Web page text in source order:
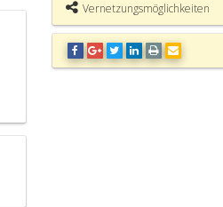
§ 35 FBG Einsicht bei Notaren
§ 35a FBG Anmeldung bei
Rechtsanwälten und Notaren
Vernetzungsmöglichkeiten